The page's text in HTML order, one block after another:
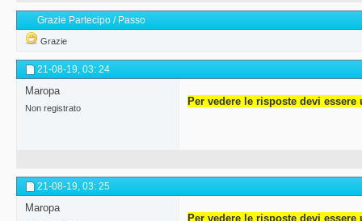
Grazie Partecipo / Passo
Grazie
21-08-19, 03: 24
Maropa
Non registrato
Per vedere le risposte devi
21-08-19, 03: 25
Maropa
Per vedere le risposte devi